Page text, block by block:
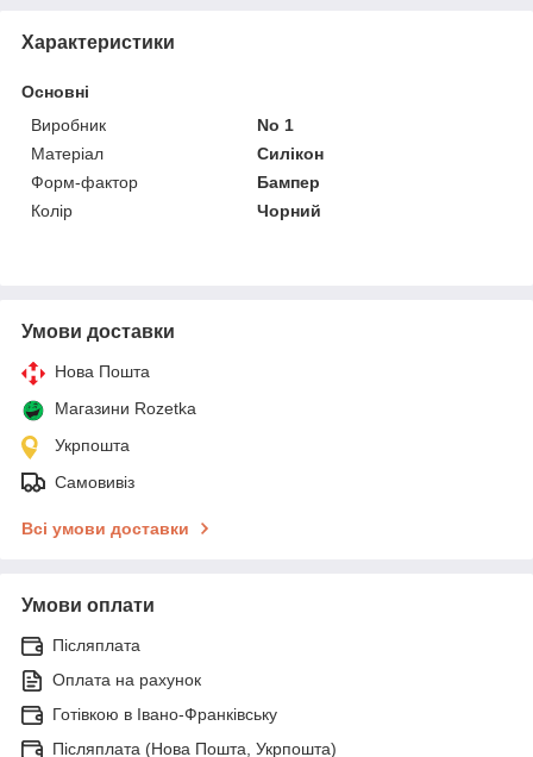
Характеристики
Основні
Виробник
No 1
Матеріал
Силікон
Форм-фактор
Бампер
Колір
Чорний
Умови доставки
Нова Пошта
Магазини Rozetka
Укрпошта
Самовивіз
Всі умови доставки
Умови оплати
Післяплата
Оплата на рахунок
Готівкою в Івано-Франківську
Післяплата (Нова Пошта, Укрпошта)